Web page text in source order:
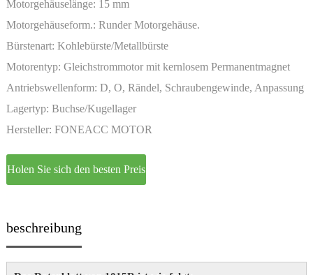
Motorgehäuselänge: 15 mm
Motorgehäuseform.: Runder Motorgehäuse.
Bürstenart: Kohlebürste/Metallbürste
Motorentyp: Gleichstrommotor mit kernlosem Permanentmagnet
und Bürste
Antriebswellenform: D, O, Rändel, Schraubengewinde, Anpassung
Lagertyp: Buchse/Kugellager
Hersteller: FONEACC MOTOR
Holen Sie sich den besten Preis
beschreibung